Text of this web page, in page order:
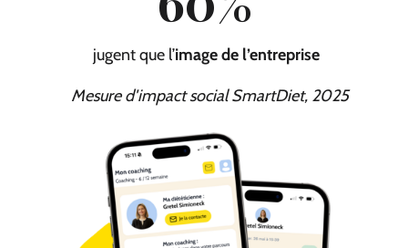
jugent que l’image de l’entreprise
Mesure d'impact social SmartDiet, 2025